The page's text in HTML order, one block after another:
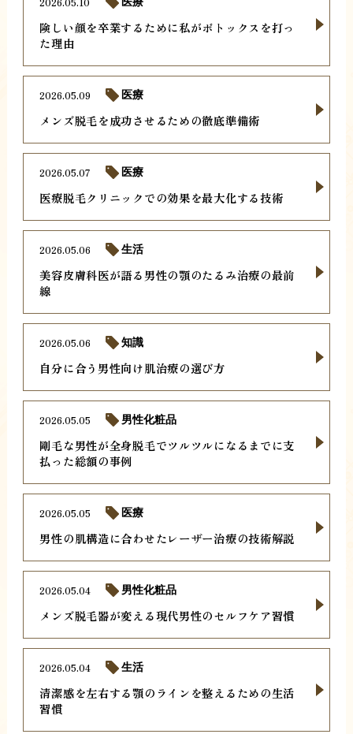
険しい顔を卒業するために私がボトックスを打っ
た理由
メンズ脱毛を成功させるための徹底準備術
2026.05.09 医療
医療脱毛クリニックでの効果を最大化する技術
2026.05.07 医療
美容皮膚科医が語る男性の顎のたるみ治療の最前
線
2026.05.06 生活
自分に合う男性向け肌治療の選び方
2026.05.06 知識
剛毛な男性が全身脱毛でツルツルになるまでに支
払った総額の事例
2026.05.05 男性化粧品
男性の肌構造に合わせたレーザー治療の技術解説
2026.05.05 医療
メンズ脱毛器が変える現代男性のセルフケア習慣
2026.05.04 男性化粧品
清潔感を左右する顎のラインを整えるための生活
習慣
2026.05.04 生活